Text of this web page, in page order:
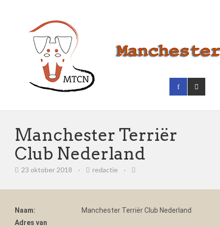
Manchester Terriër
Club Nederland
23 oktober 2018 · redactie ·
Naam:
Manchester Terriër Club Nederland
Adres van